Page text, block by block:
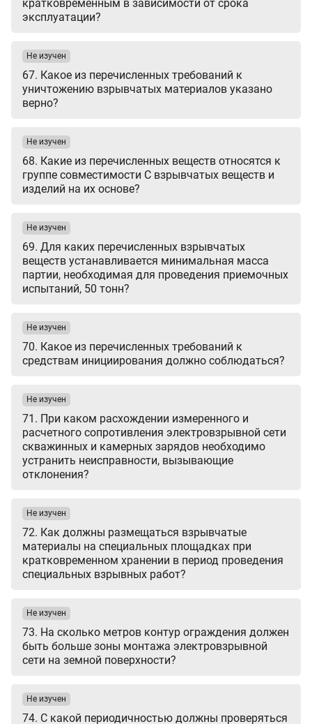
кратковременным в зависимости от срока
эксплуатации?
67. Какое из перечисленных требований к
уничтожению взрывчатых материалов указано
верно?
Не изучен
68. Какие из перечисленных веществ относятся к
группе совместимости C взрывчатых веществ и
изделий на их основе?
Не изучен
69. Для каких перечисленных взрывчатых
веществ устанавливается минимальная масса
партии, необходимая для проведения приемочных
испытаний, 50 тонн?
Не изучен
70. Какое из перечисленных требований к
средствам инициирования должно соблюдаться?
Не изучен
71. При каком расхождении измеренного и
расчетного сопротивления электровзрывной сети
скважинных и камерных зарядов необходимо
устранить неисправности, вызывающие
отклонения?
Не изучен
72. Как должны размещаться взрывчатые
материалы на специальных площадках при
кратковременном хранении в период проведения
специальных взрывных работ?
Не изучен
73. На сколько метров контур ограждения должен
быть больше зоны монтажа электровзрывной
сети на земной поверхности?
Не изучен
74. С какой периодичностью должны проверяться
Не изучен